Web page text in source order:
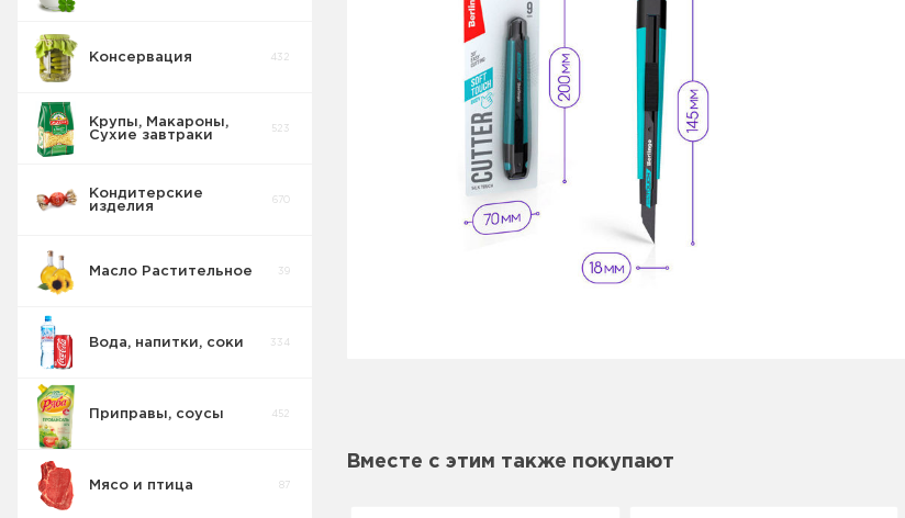
Консервация 432
Крупы, Макароны,
Сухие завтраки
523
Кондитерские
изделия
670
Масло Растительное 39
Вода, напитки, соки 334
Приправы, соусы 452
Мясо и птица 87
Вместе с этим также покупают